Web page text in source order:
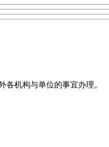
各机构与单位的事宜办理。